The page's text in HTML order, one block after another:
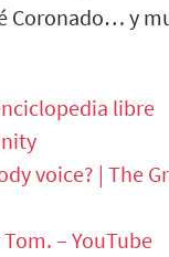
Coronado… y
libre
voice? | The
– YouTube